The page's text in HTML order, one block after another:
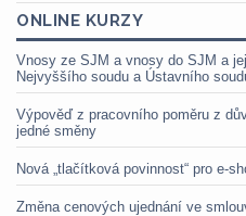
ONLINE KURZY
Vnosy ze SJM a vnosy do SJM a
Nejvyššího soudu a Ústavního
Výpověď z pracovního poměru z
jedné směny
Nová „tlačítková povinnost“ pro e-
Změna cenových ujednání ve